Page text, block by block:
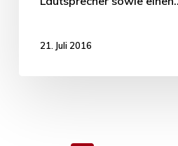
21. Juli 2016